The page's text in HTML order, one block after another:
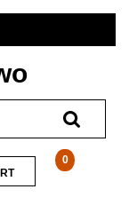
0
SHOPPING
CART